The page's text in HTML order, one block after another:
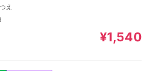
え
¥1,540